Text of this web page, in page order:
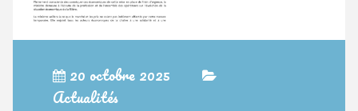
20 octobre 2025
Actualités